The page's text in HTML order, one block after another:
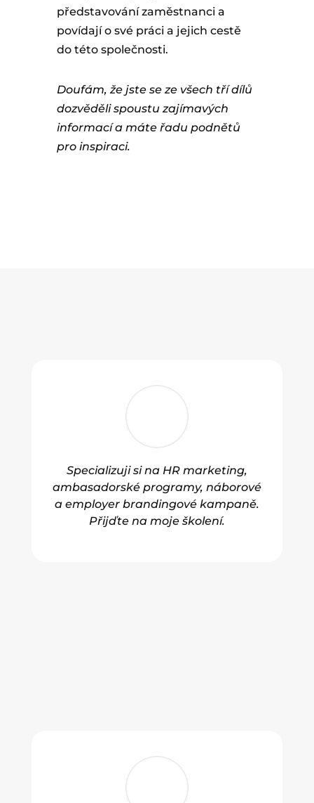
představování zaměstnanci a
povídají o své práci a jejich cestě
do této společnosti.
Doufám, že jste se ze všech tří dílů
dozvěděli spoustu zajímavých
informací a máte řadu podnětů
pro inspiraci.
Specializuji si na HR marketing,
ambasadorské programy, náborové
a employer brandingové kampaně.
Přijďte na moje školení.